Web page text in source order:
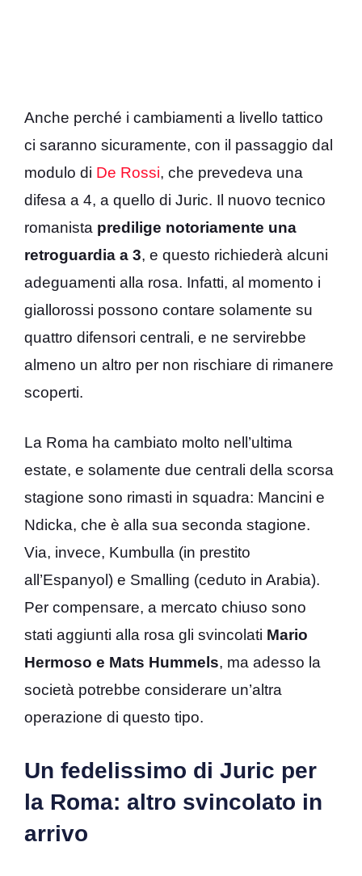
Anche perché i cambiamenti a livello tattico
ci saranno sicuramente, con il passaggio dal
modulo di De Rossi, che prevedeva una
difesa a 4, a quello di Juric. Il nuovo tecnico
romanista predilige notoriamente una
retroguardia a 3, e questo richiederà alcuni
adeguamenti alla rosa. Infatti, al momento i
giallorossi possono contare solamente su
quattro difensori centrali, e ne servirebbe
almeno un altro per non rischiare di rimanere
scoperti.
La Roma ha cambiato molto nell’ultima
estate, e solamente due centrali della scorsa
stagione sono rimasti in squadra: Mancini e
Ndicka, che è alla sua seconda stagione.
Via, invece, Kumbulla (in prestito
all’Espanyol) e Smalling (ceduto in Arabia).
Per compensare, a mercato chiuso sono
stati aggiunti alla rosa gli svincolati Mario
Hermoso e Mats Hummels, ma adesso la
società potrebbe considerare un’altra
operazione di questo tipo.
Un fedelissimo di Juric per
la Roma: altro svincolato in
arrivo